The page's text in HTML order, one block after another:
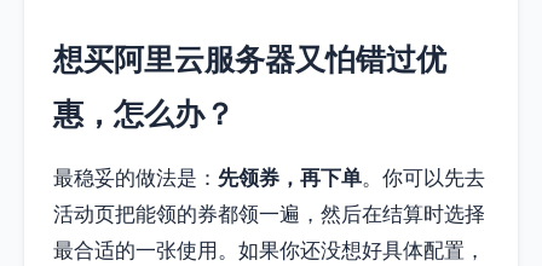
想买阿里云服务器又怕错过优
惠，怎么办？
最稳妥的做法是： 先领券，再下单。你可以先去
活动页把能领的券都领一遍，然后在结算时选择
最合适的一张使用。如果你还没想好具体配置，